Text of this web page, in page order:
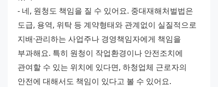
- 네, 원청도 책임을 질 수 있어요. 중대재해처벌법은
도급, 용역, 위탁 등 계약형태와 관계없이 실질적으로
지배·관리하는 사업주나 경영책임자에게 책임을
부과해요. 특히 원청이 작업환경이나 안전조치에
관여할 수 있는 위치에 있다면, 하청업체 근로자의
안전에 대해서도 책임이 있다고 볼 수 있어요.